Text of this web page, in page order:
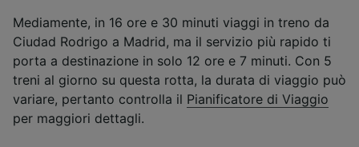
Mediamente, in 16 ore e 30 minuti viaggi in treno da
Ciudad Rodrigo a Madrid, ma il servizio più rapido ti
porta a destinazione in solo 12 ore e 7 minuti. Con 5
treni al giorno su questa rotta, la durata di viaggio può
variare, pertanto controlla il Pianificatore di Viaggio
per maggiori dettagli.